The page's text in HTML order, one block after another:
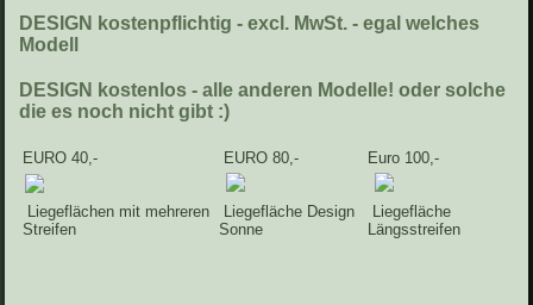
DESIGN kostenpflichtig - excl. MwSt. - egal welches
Modell
DESIGN kostenlos - alle anderen Modelle! oder solche
die es noch nicht gibt :)
EURO 40,- EURO 80,- Euro 100,-
Liegeflächen mit mehreren
Streifen
Liegefläche Design
Sonne
Liegefläche
Längsstreifen